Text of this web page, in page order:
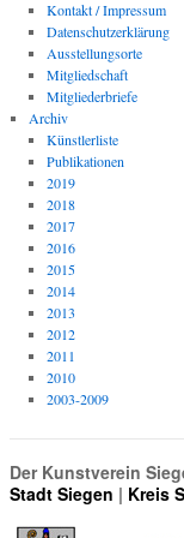
Kontakt / Impressum
Datenschutzerklärung
Ausstellungsorte
Mitgliedschaft
Mitgliederbriefe
Archiv
Künstlerliste
Publikationen
2019
2018
2017
2016
2015
2014
2013
2012
2011
2010
2003-2009
Der Kunstverein
Stadt Siegen | Kreis